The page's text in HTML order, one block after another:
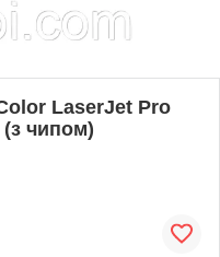
LaserJet Pro
(з чипом)